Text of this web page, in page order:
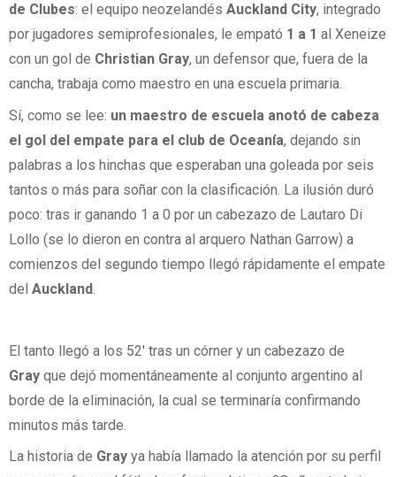
de Clubes: el equipo neozelandés Auckland City, integrado
por jugadores semiprofesionales, le empató 1 a 1 al Xeneize
con un gol de Christian Gray, un defensor que, fuera de la
cancha, trabaja como maestro en una escuela primaria.
Sí, como se lee: un maestro de escuela anotó de cabeza
el gol del empate para el club de Oceanía, dejando sin
palabras a los hinchas que esperaban una goleada por seis
tantos o más para soñar con la clasificación. La ilusión duró
poco: tras ir ganando 1 a 0 por un cabezazo de Lautaro Di
Lollo (se lo dieron en contra al arquero Nathan Garrow) a
comienzos del segundo tiempo llegó rápidamente el empate
del Auckland
El tanto llegó a los 52' tras un córner y un cabezazo de
Gray que dejó momentáneamente al conjunto argentino al
borde de la eliminación, la cual se terminaría confirmando
minutos más tarde.
La historia de Gray ya había llamado la atención por su perfil